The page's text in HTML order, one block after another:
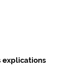
explications